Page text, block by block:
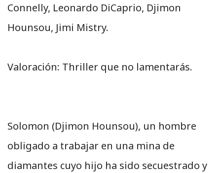
Connelly, Leonardo DiCaprio, Djimon
Hounsou, Jimi Mistry.
Valoración: Thriller que no lamentarás.
Solomon (Djimon Hounsou), un hombre
obligado a trabajar en una mina de
diamantes cuyo hijo ha sido secuestrado y